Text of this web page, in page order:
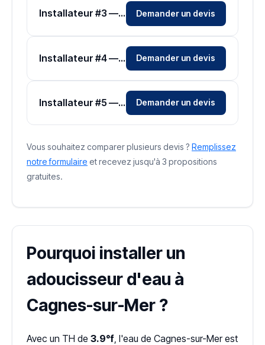
Installateur #3 — Zone Alpes-Maritimes Demander un devis
Installateur #4 — Zone Alpes-Maritimes Demander un devis
Installateur #5 — Zone Alpes-Maritimes Demander un devis
Vous souhaitez comparer plusieurs devis ? Remplissez
notre formulaire et recevez jusqu'à 3 propositions
gratuites.
Pourquoi installer un
adoucisseur d'eau à
Cagnes-sur-Mer ?
Avec un TH de 3.9°f , l'eau de Cagnes-sur-Mer est